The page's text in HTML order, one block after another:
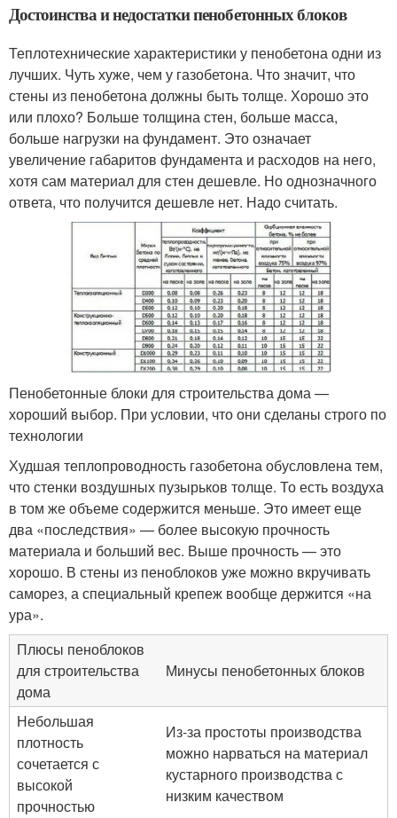
Достоинства и недостатки пенобетонных блоков
Теплотехнические характеристики у пенобетона одни из
лучших. Чуть хуже, чем у газобетона. Что значит, что
стены из пенобетона должны быть толще. Хорошо это
или плохо? Больше толщина стен, больше масса,
больше нагрузки на фундамент. Это означает
увеличение габаритов фундамента и расходов на него,
хотя сам материал для стен дешевле. Но однозначного
ответа, что получится дешевле нет. Надо считать.
Пенобетонные блоки для строительства дома —
хороший выбор. При условии, что они сделаны строго по
технологии
Худшая теплопроводность газобетона обусловлена тем,
что стенки воздушных пузырьков толще. То есть воздуха
в том же объеме содержится меньше. Это имеет еще
два «последствия» — более высокую прочность
материала и больший вес. Выше прочность — это
хорошо. В стены из пеноблоков уже можно вкручивать
саморез, а специальный крепеж вообще держится «на
ура».
Плюсы пеноблоков
для строительства
дома
Минусы пенобетонных блоков
Небольшая
плотность
сочетается с
высокой
прочностью
Из-за простоты производства
можно нарваться на материал
кустарного производства с
низким качеством